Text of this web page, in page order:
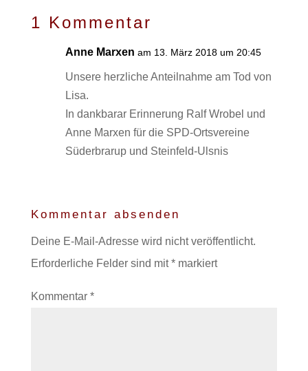
1 Kommentar
Anne Marxen am 13. März 2018 um 20:45
Unsere herzliche Anteilnahme am Tod von
Lisa.
In dankbarar Erinnerung Ralf Wrobel und
Anne Marxen für die SPD-Ortsvereine
Süderbrarup und Steinfeld-Ulsnis
Kommentar absenden
Deine E-Mail-Adresse wird nicht veröffentlicht.
Erforderliche Felder sind mit*markiert
Kommentar *